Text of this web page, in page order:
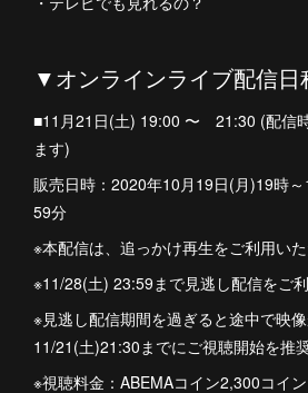
▼オンラインライブ配信日
■11月21日(土) 19:00 〜 21:30 (配信
ます)
販売日時：2020年10月19日(月)19時
59分
※本配信は、追っかけ再生をご利用い
※11/28(土) 23:59まで見逃し配信をご利
※見逃し配信期間を過ぎると途中で映像
11/21(土)21:30までにご視聴開始を推
※視聴料金：ABEMAコイン2,300コイ